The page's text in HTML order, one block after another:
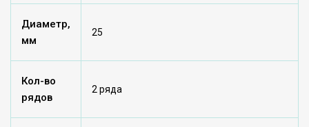
Диаметр,
мм
25
Кол-во
рядов
2 ряда